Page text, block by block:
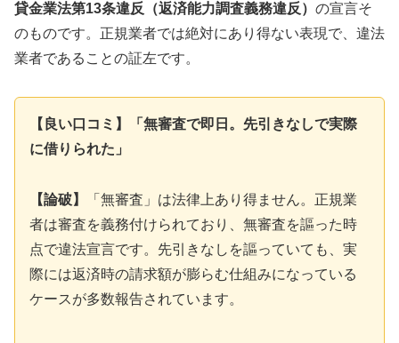
貸金業法第13条違反（返済能力調査義務違反） の宣言そ
のものです。正規業者では絶対にあり得ない表現で、違法
業者であることの証左です。
【良い口コミ】「無審査で即日。先引きなしで実際
に借りられた」
【論破】
「無審査」は法律上あり得ません。正規業
者は審査を義務付けられており、無審査を謳った時
点で違法宣言です。先引きなしを謳っていても、実
際には返済時の請求額が膨らむ仕組みになっている
ケースが多数報告されています。